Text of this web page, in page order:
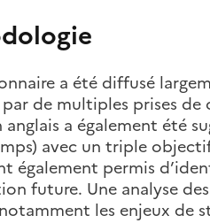
a été diffusé
de multiples prises
anglais a également été
avec un triple
également permis
future. Une analyse
les enjeux de